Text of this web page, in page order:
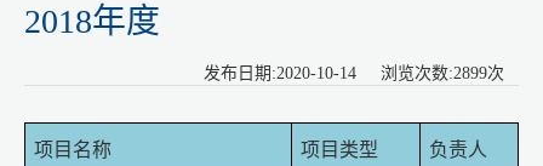
2018年度
发布日期:2020-10-14 浏览次数:2899次
项目名称 项目类型 负责人